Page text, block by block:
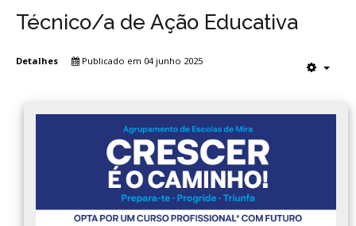
Register
Agrupamento
Técnico/a de Ação Educativa
Detalhes Publicado em 04 junho 2025